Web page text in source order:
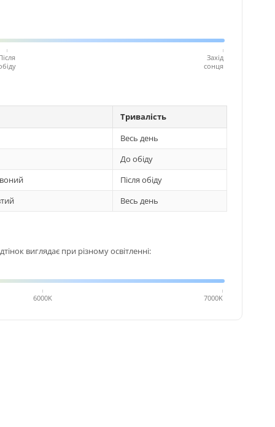
Захід
сонця
Тривалість
Весь день
До обіду
Після обіду
Весь день
виглядає при різному освітленні:
6000K 7000K